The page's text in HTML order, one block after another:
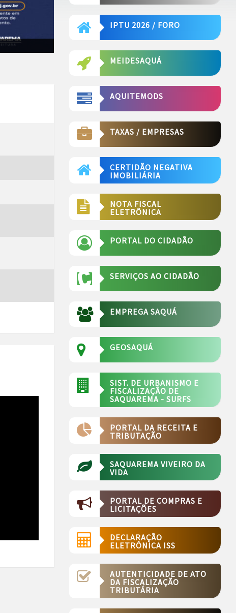
IPTU 2026 / FORO
MEIDESAQUÁ
AQUITEMODS
TAXAS / EMPRESAS
CERTIDÃO NEGATIVA
IMOBILIÁRIA
NOTA FISCAL
ELETRÔNICA
PORTAL DO CIDADÃO
SERVIÇOS AO CIDADÃO
EMPREGA SAQUÁ
GEOSAQUÁ
SIST. DE URBANISMO E
FISCALIZAÇÃO DE
SAQUAREMA - SURFS
PORTAL DA RECEITA E
TRIBUTAÇÃO
SAQUAREMA VIVEIRO DA
VIDA
PORTAL DE COMPRAS E
LICITAÇÕES
DECLARAÇÃO
ELETRÔNICA ISS
AUTENTICIDADE DE ATO
DA FISCALIZAÇÃO
TRIBUTÁRIA